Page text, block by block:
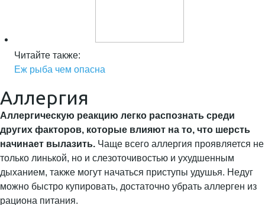
Читайте также:
Еж рыба чем опасна
Аллергия
Аллергическую реакцию легко распознать среди
других факторов, которые влияют на то, что шерсть
начинает вылазить. Чаще всего аллергия проявляется не
только линькой, но и слезоточивостью и ухудшенным
дыханием, также могут начаться приступы удушья. Недуг
можно быстро купировать, достаточно убрать аллерген из
рациона питания.